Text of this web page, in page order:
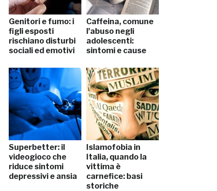
Genitori e fumo: i
figli esposti
rischiano disturbi
sociali ed emotivi
Caffeina, comune
l’abuso negli
adolescenti:
sintomi e cause
Superbetter: il
videogioco che
riduce sintomi
depressivi e ansia
Islamofobia in
Italia, quando la
vittima è
carnefice: basi
storiche